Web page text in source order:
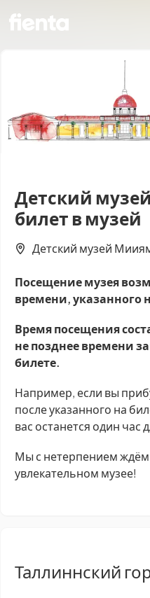
Детский
билет в музей
Детский музей
Посещение музея
времени, указанного
Время посещения
не позднее времени
билете.
Например, если вы
после указанного на
вас останется один час
Мы с нетерпением
увлекательном музее!
Таллиннский